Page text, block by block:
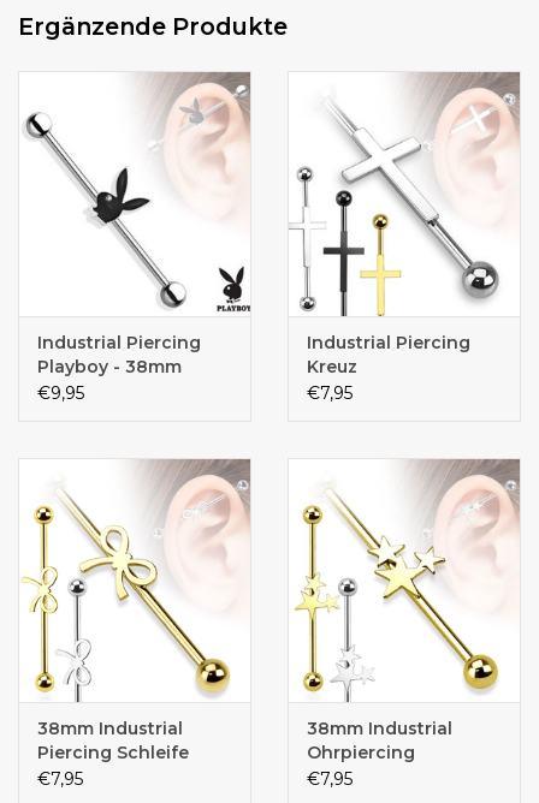
Ergänzende Produkte
Industrial Piercing
Playboy - 38mm
€9,95
Industrial Piercing
Kreuz
€7,95
38mm Industrial
Piercing Schleife
€7,95
38mm Industrial
Ohrpiercing
€7,95